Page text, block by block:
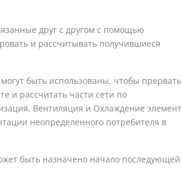
друг с другом с помощью
и рассчитывать получившиеся
быть использованы, чтобы прервать
и рассчитать части сети по
Вентиляция и Охлаждение элемент
неопределенного потребителя в
быть назначено начало последующей